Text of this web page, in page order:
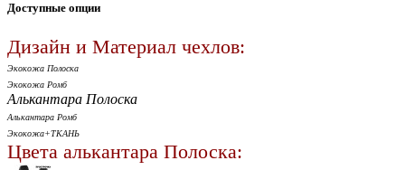
Доступные опции
Дизайн и Материал чехлов:
Экокожа Полоска
Экокожа Ромб
Алькантара Полоска
Алькантара Ромб
Экокожа+ТКАНЬ
Цвета алькантара Полоска: